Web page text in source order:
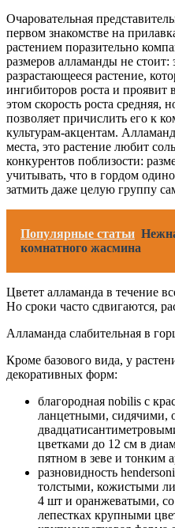
Очаровательная
первом знакомстве на
растением поразительно
размеров алламанды не стоит:
разрастающееся растение,
ингибиторов роста и
этом скорость роста средняя,
позволяет причислить его к
культурам-акцентам.
места, это растение любит
конкурентов поблизости:
учитывать, что в гордом
затмить даже целую группу
Популярные статьи
комнатного жасмина
Цветет алламанда в течение
Но сроки часто сдвигаются,
Алламанда слабительная в
Кроме базового вида, у
декоративных форм:
благородная nobilis с
ланцетными, сидячими,
цветками до 12 см в
пятном в зеве и тонким
разновидность
толстыми, кожистыми
4 шт и оранжеватыми,
лепестках крупными